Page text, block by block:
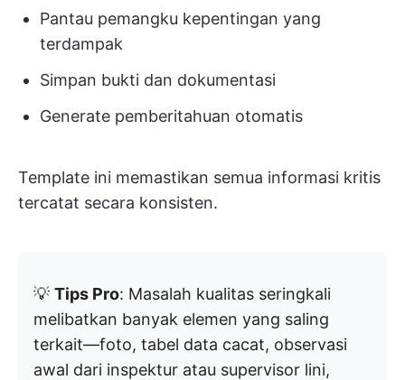
Pantau pemangku kepentingan yang
terdampak
Simpan bukti dan dokumentasi
Generate pemberitahuan otomatis
Template ini memastikan semua informasi kritis
tercatat secara konsisten.
💡 Tips Pro: Masalah kualitas seringkali
melibatkan banyak elemen yang saling
terkait—foto, tabel data cacat, observasi
awal dari inspektur atau supervisor lini,